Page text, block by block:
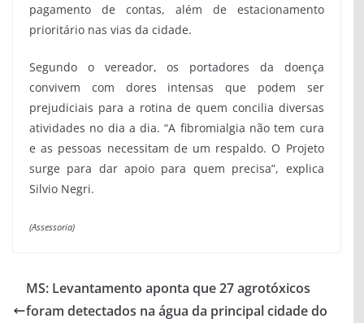
pagamento de contas, além de estacionamento
prioritário nas vias da cidade.
Segundo o vereador, os portadores da doença
convivem com dores intensas que podem ser
prejudiciais para a rotina de quem concilia diversas
atividades no dia a dia. “A fibromialgia não tem cura
e as pessoas necessitam de um respaldo. O Projeto
surge para dar apoio para quem precisa”, explica
Silvio Negri.
(Assessoria)
MS: Levantamento aponta que 27 agrotóxicos
foram detectados na água da principal cidade do